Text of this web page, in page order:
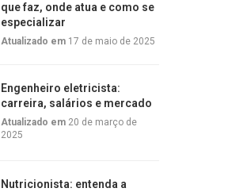
que faz, onde atua e como se
especializar
Atualizado em 17 de maio de 2025
Engenheiro eletricista:
carreira, salários e mercado
Atualizado em 20 de março de
2025
Nutricionista: entenda a